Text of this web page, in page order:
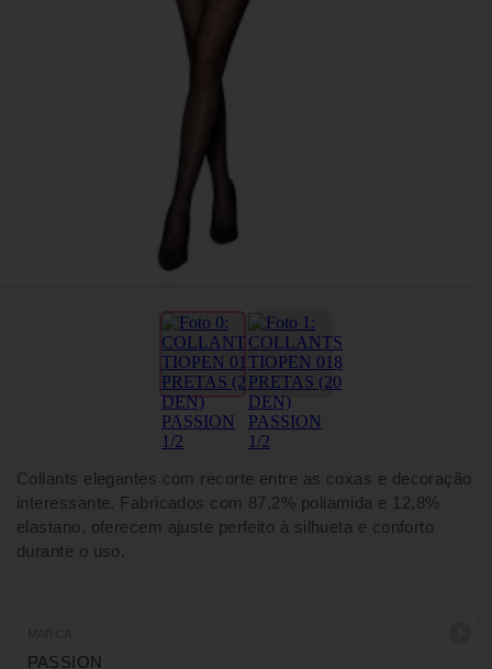
Collants elegantes com recorte entre as coxas e decoração
interessante. Fabricados com 87,2% poliamida e 12,8%
elastano, oferecem ajuste perfeito à silhueta e conforto
durante o uso.
PASSION